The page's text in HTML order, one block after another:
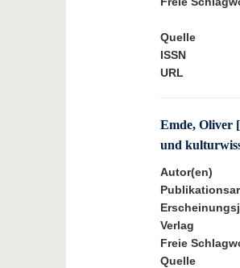
Quelle
ISSN
URL
Emde, Oliver
und
Autor(en)
Verlag
Freie
Quelle